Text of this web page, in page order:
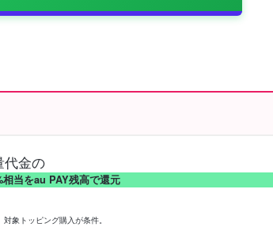
代金の
相当をau PAY残高で還元
象トッピング購入が条件。